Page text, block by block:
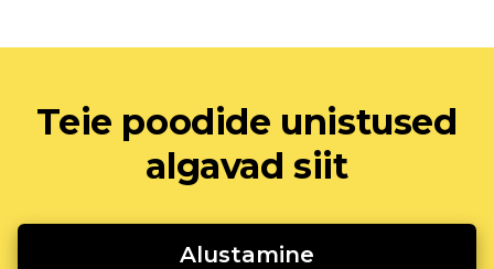
Teie poodide unistused
algavad siit
Alustamine